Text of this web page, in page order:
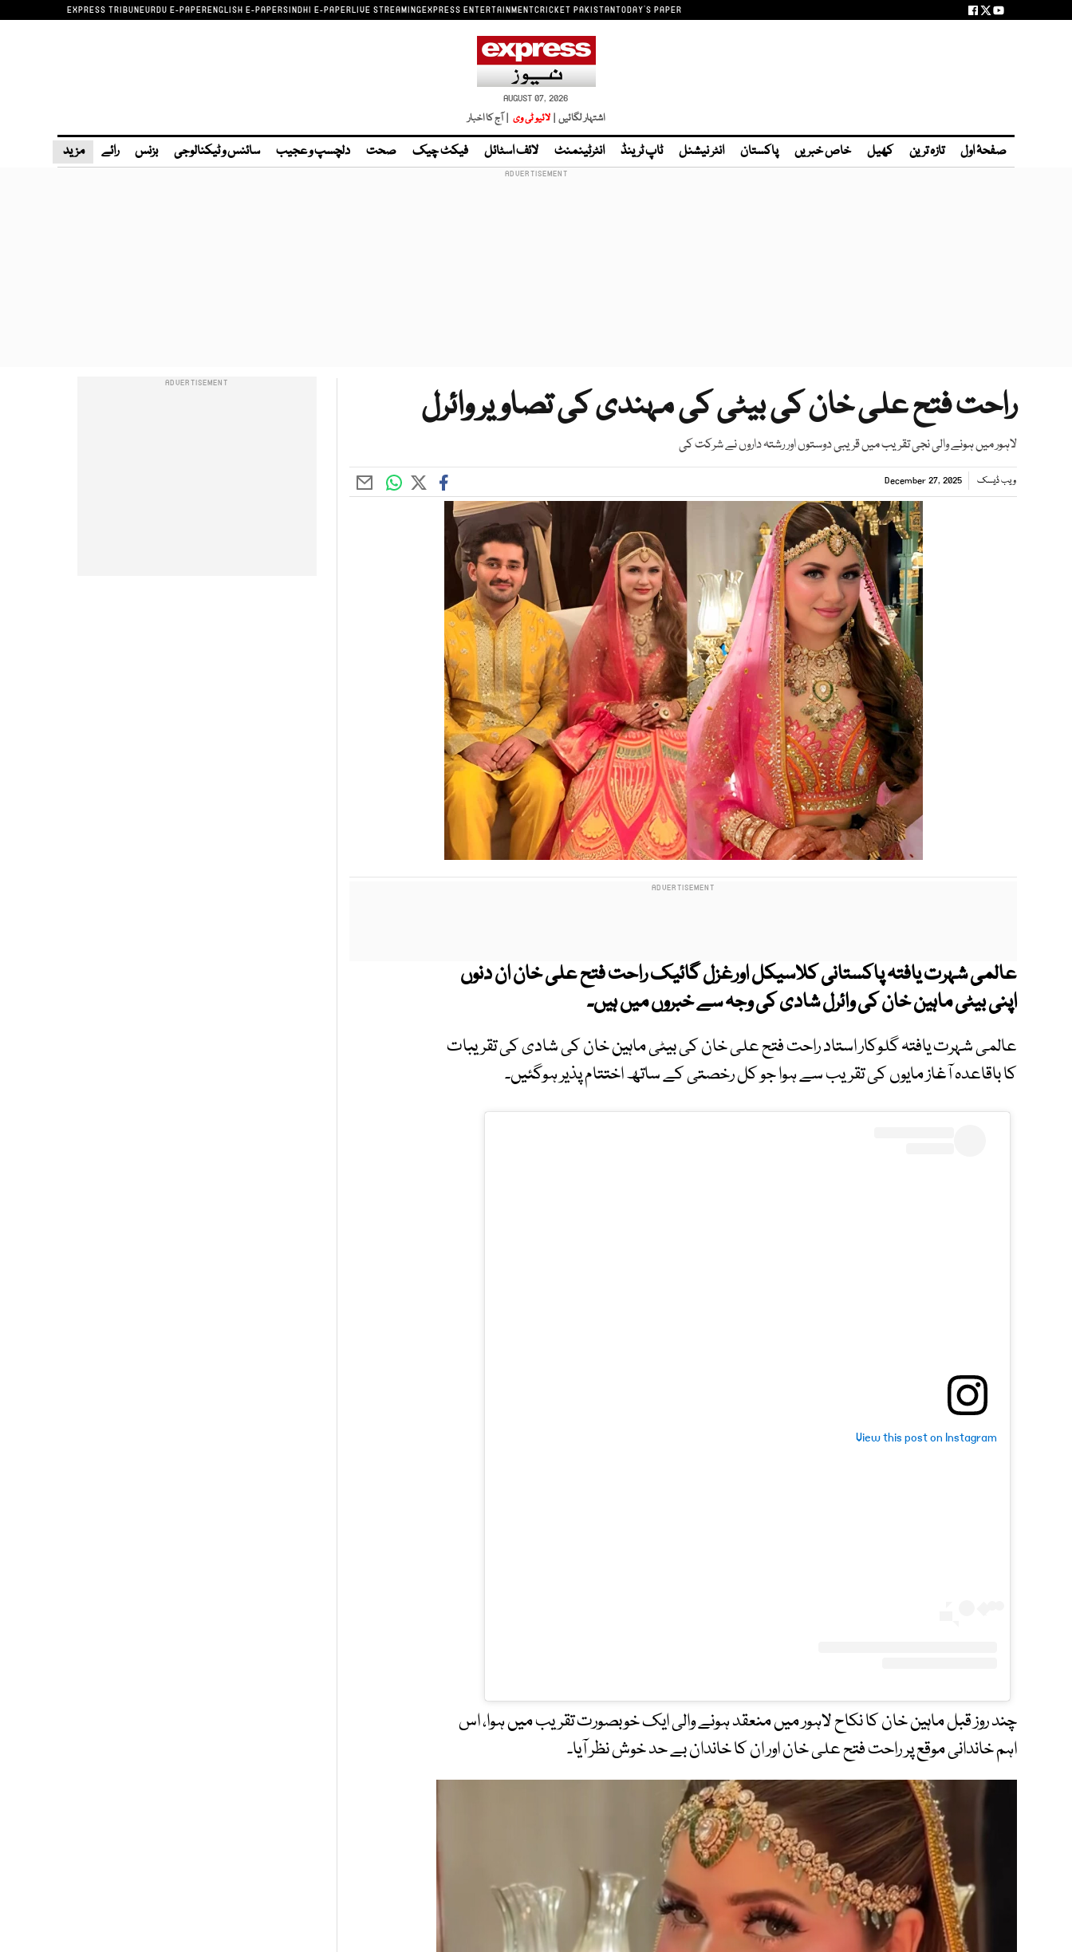
EXPRESS TRIBUNEURDU E-PAPERENGLISH E-PAPERSINDHI E-PAPERLIVE STREAMINGEXPRESS ENTERTAINMENTCRICKET PAKISTANTODAY'S PAPER
AUGUST 07, 2026
اشتہار لگائیں | لائیو ٹی وی | آج کا اخبار
صفحۂ اول تازہ ترین کھیل خاص خبریں پاکستان انٹر نیشنل ٹاپ ٹرینڈ انٹرٹینمنٹ لائف اسٹائل فیکٹ چیک صحت دلچسپ و عجیب سائنس و ٹیکنالوجی بزنس رائے مزید
راحت فتح علی خان کی بیٹی کی مہندی کی تصاویر وائرل
لاہور میں ہونے والی نجی تقریب میں قریبی دوستوں اور رشتہ داروں نے شرکت کی
ویب ڈیسک December 27, 2025
عالمی شہرت یافتہ پاکستانی کلاسیکل اورغزل گائیک راحت فتح علی خان ان دنوں
اپنی بیٹی ماہین خان کی وائرل شادی کی وجہ سے خبروں میں ہیں۔
عالمی شہرت یافتہ گلوکار استاد راحت فتح علی خان کی بیٹی ماہین خان کی شادی کی تقریبات
کا باقاعدہ آغاز مایوں کی تقریب سے ہوا جو کل رخصتی کے ساتھ اختتام پذیر ہوگئیں۔
View this post on Instagram
چند روز قبل ماہین خان کا نکاح لاہور میں منعقد ہونے والی ایک خوبصورت تقریب میں ہوا، اس
اہم خاندانی موقع پر راحت فتح علی خان اور ان کا خاندان بے حد خوش نظر آیا۔